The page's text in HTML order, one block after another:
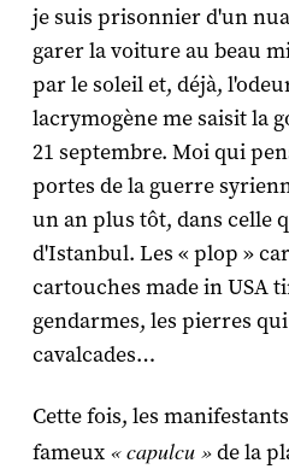
je suis prisonnier d'un
garer la voiture au beau
par le soleil et, déjà,
lacrymogène me saisit la
21 septembre. Moi qui
portes de la guerre
un an plus tôt, dans celle
d'Istanbul. Les « plop »
cartouches made in USA
gendarmes, les pierres
cavalcades…
Cette fois, les
fameux « capulcu »de la